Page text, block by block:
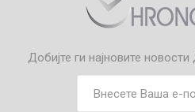
Добијте ги најновите новости